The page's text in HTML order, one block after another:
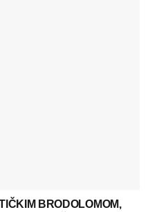
BRODOLOMOM,